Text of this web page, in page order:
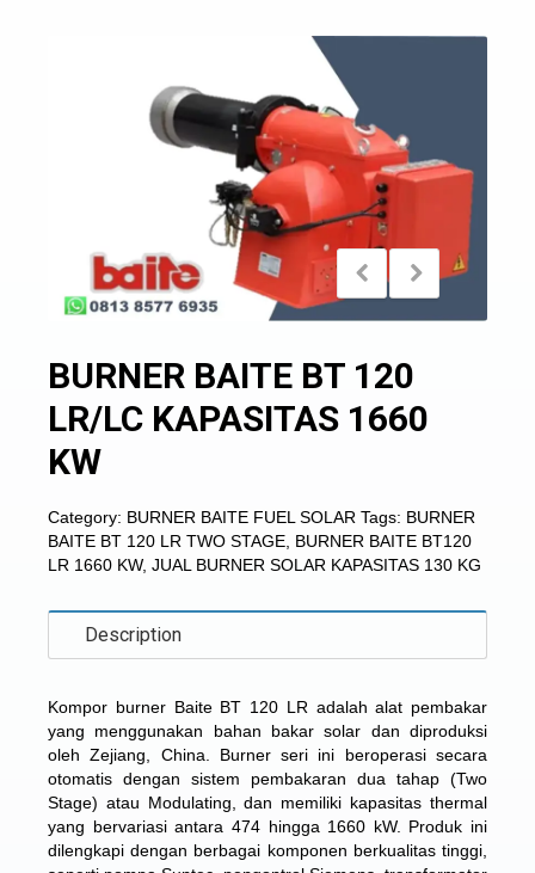
BURNER BAITE BT 120
LR/LC KAPASITAS 1660
KW
Category: BURNER BAITE FUEL SOLAR Tags: BURNER
BAITE BT 120 LR TWO STAGE BURNER BAITE BT120
LR 1660 KW, JUAL BURNER SOLAR KAPASITAS 130 KG
Description
Kompor burner BaiteBT 120 LR adalah alat pembakar
yang menggunakan bahan bakar solar dan diproduksi
oleh Zejiang, China. Burner seri ini beroperasi secara
otomatis dengan sistem pembakaran dua tahap (Two
Stage) atau Modulating, dan memiliki kapasitas thermal
yang bervariasi antara 474 hingga 1660 kW. Produk ini
dilengkapi dengan berbagai komponen berkualitas tinggi,